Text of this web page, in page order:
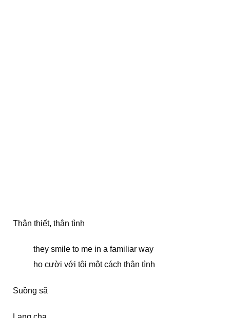
Thân thiết, thân tình
they smile to me in a familiar way
họ cười với tôi một cách thân tình
Suồng sã